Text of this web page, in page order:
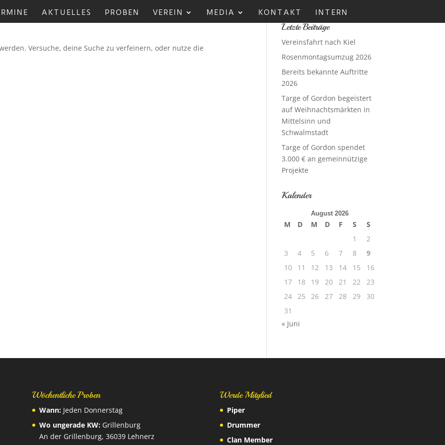
AKTUELLES PROBEN VEREIN MEDIA KONTAKT INTERN
Versuche, deine Suche zu verfeinern, oder nutze die
Letzte Beiträge
Vereinsfahrt nach Kiel
Rosenmontagsumzug 2026
Bereits bekannte Auftritte
2026
Targe of Gordon begeistert
auf Weihnachtsmärkten in
Mittelsinn und
Schwalmstadt
Targe of Gordon spendet
3.000 € an gemeinnützige
Projekte
Kalender
August 2026
M D M D F S
S
1
2
3
4 5 6 7 8
9
10
11 12 13 14 15
16
17
18 19 20 21 22
23
24 25 26 27 28 29
30
31
« Juni
Wöchentliche Proben
Wann:Jeden Donnerstag
Wo ungerade KW:Grillenburg
An der Grillenburg, 36039 Lehnerz
Werde Mitglied
Piper
Drummer
Clan Member